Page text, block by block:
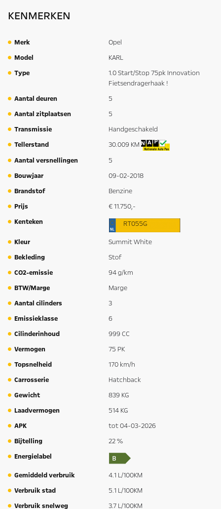
KENMERKEN
Merk
Opel
Model
KARL
Type
1.0 Start/Stop 75pk Innovation
Fietsendragerhaak !
Aantal deuren
5
Aantal zitplaatsen
5
Transmissie
Handgeschakeld
Tellerstand
30.009 KM
Aantal versnellingen
5
Bouwjaar
09-02-2018
Brandstof
Benzine
Prijs
€ 11.750,-
Kenteken
RT055G
Kleur
Summit White
Bekleding
Stof
CO2-emissie
94 g/km
BTW/Marge
Marge
Aantal cilinders
3
Emissieklasse
6
Cilinderinhoud
999 CC
Vermogen
75 PK
Topsnelheid
170 km/h
Carrosserie
Hatchback
Gewicht
839 KG
Laadvermogen
514 KG
APK
tot 04-03-2026
Bijtelling
22 %
Energielabel
Gemiddeld verbruik
4.1 L/100KM
Verbruik stad
5.1 L/100KM
Verbruik snelweg
3.7 L/100KM